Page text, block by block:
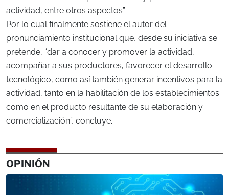
actividad, entre otros aspectos”.
Por lo cual finalmente sostiene el autor del
pronunciamiento institucional que, desde su iniciativa se
pretende, “dar a conocer y promover la actividad,
acompañar a sus productores, favorecer el desarrollo
tecnológico, como así también generar incentivos para la
actividad, tanto en la habilitación de los establecimientos
como en el producto resultante de su elaboración y
comercialización”, concluye.
OPINIÓN